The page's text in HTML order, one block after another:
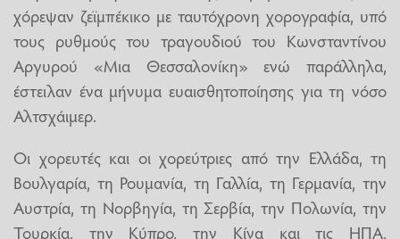
χόρεψαν ζεϊμπέκικο με ταυτόχρονη χορογραφία, υπό
τους ρυθμούς του τραγουδιού του Κωνσταντίνου
Αργυρού «Μια Θεσσαλονίκη» ενώ παράλληλα,
έστειλαν ένα μήνυμα ευαισθητοποίησης για τη νόσο
Αλτσχάιμερ.
Οι χορευτές και οι χορεύτριες από την Ελλάδα, τη
Βουλγαρία, τη Ρουμανία, τη Γαλλία, τη Γερμανία, την
Αυστρία, τη Νορβηγία, τη Σερβία, την Πολωνία, την
Τουρκία, την Κύπρο, την Κίνα και τις ΗΠΑ,